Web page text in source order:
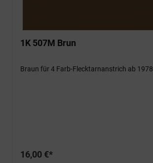
1K 507M Brun
Braun für 4 Farb-Flecktarnanstrich ab 1978
16,00 €*